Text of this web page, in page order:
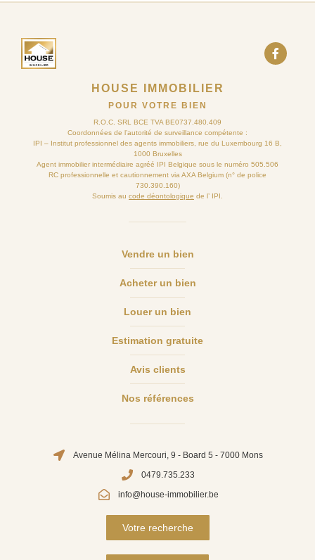
HOUSE IMMOBILIER
POUR VOTRE BIEN
R.O.C. SRL BCE TVA BE0737.480.409
Coordonnées de l’autorité de surveillance compétente :
IPI – Institut professionnel des agents immobiliers, rue du Luxembourg 16 B,
1000 Bruxelles
Agent immobilier intermédiaire agréé IPI Belgique sous le numéro 505.506
RC professionnelle et cautionnement via AXA Belgium (n° de police
730.390.160)
Soumis au code déontologique de l’ IPI.
Vendre un bien
Acheter un bien
Louer un bien
Estimation gratuite
Avis clients
Nos références
Avenue Mélina Mercouri, 9 - Board 5 - 7000 Mons
0479.735.233
info@house-immobilier.be
Votre recherche